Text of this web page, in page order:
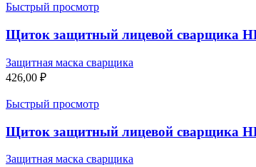
Быстрый просмотр
Щиток защитный лицевой сварщика
Защитная маска сварщика
426,00 ₽
Быстрый просмотр
Щиток защитный лицевой сварщика
Защитная маска сварщика